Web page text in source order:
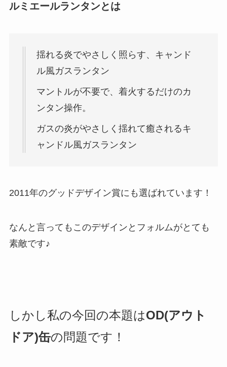
ルミエールランタンとは
揺れる炎でやさしく照らす、キャンド
ル風ガスランタン
マントルが不要で、着火するだけのカ
ンタン操作。
ガスの炎がやさしく揺れて癒されるキ
ャンドル風ガスランタン
2011年のグッドデザイン賞にも選ばれています！
なんと言ってもこのデザインとフォルムがとても
素敵です♪
しかし私の今回の本題はOD(アウト
ドア)缶の問題です！